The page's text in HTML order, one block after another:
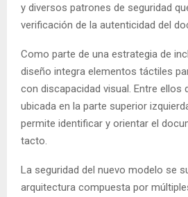
y diversos patrones de seguridad
verificación de la autenticidad del
Como parte de una estrategia de
diseño integra elementos táctiles
con discapacidad visual. Entre ellos
ubicada en la parte superior
permite identificar y orientar el
tacto.
La seguridad del nuevo modelo se
arquitectura compuesta por